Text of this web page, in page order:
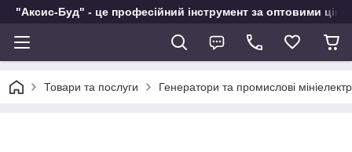
"Аксис-Буд" - це професійний інструмент за оптовими
Товари та послуги Генератори та промислові